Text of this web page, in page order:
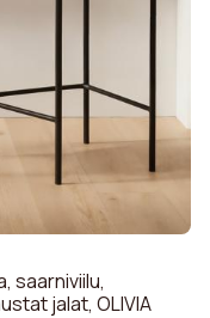
saarniviilu,
jalat, OLIVIA